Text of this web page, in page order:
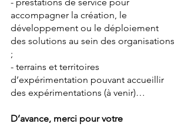
accompagner la création, le
développement ou le déploiement
des solutions au sein des organisations
;
- terrains et territoires
d’expérimentation pouvant accueillir
des expérimentations (à venir)…
D’avance, merci pour votre